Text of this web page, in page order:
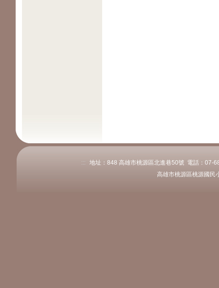
:::
地址：848 高雄市桃源區北進巷50號 電話：07-
高雄市桃源區桃源國民